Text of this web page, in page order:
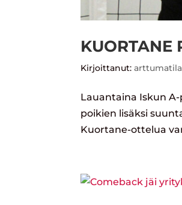
KUORTANE
Kirjoittanut:
Lauantaina Iskun
poikien lisäksi
Kuortane-ottelua